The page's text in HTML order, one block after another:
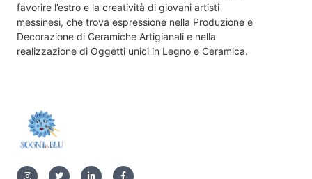
favorire l’estro e la creatività di giovani artisti
messinesi, che trova espressione nella Produzione e
Decorazione di Ceramiche Artigianali e nella
realizzazione di Oggetti unici in Legno e Ceramica.